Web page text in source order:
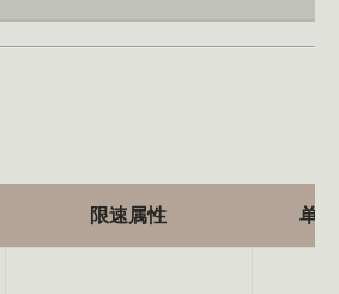
限速属性 单